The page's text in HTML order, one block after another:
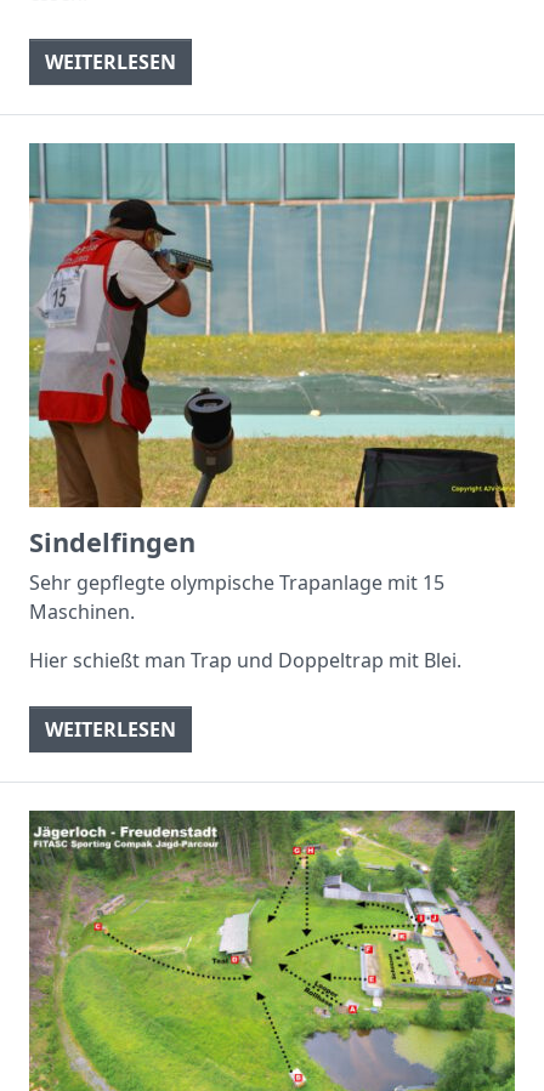
WEITERLESEN
Sindelfingen
Sehr gepflegte olympische Trapanlage mit 15
Maschinen.
Hier schießt man Trap und Doppeltrap mit Blei.
WEITERLESEN